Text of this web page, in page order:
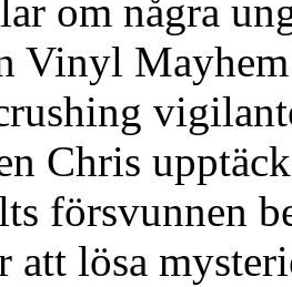
om några
Vinyl
Chris
försvunnen
att lösa